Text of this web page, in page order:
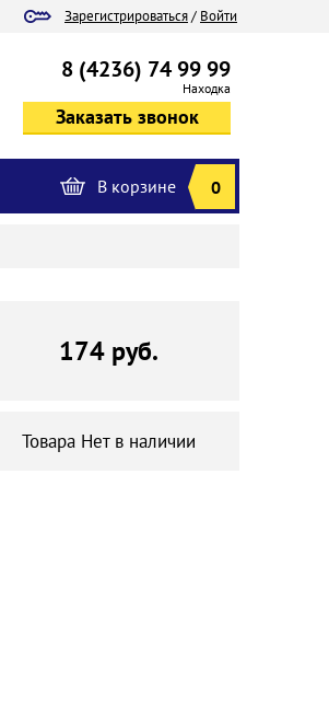
Зарегистрироваться/ Войти
8 (4236) 74 99 99
Находка
В корзине 0
174 руб.
Товара Нет в наличии